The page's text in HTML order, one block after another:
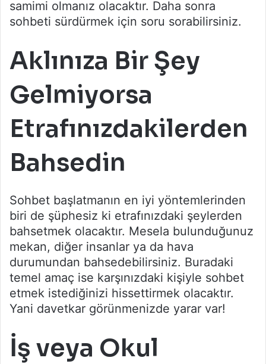
samimi olmanız olacaktır. Daha sonra
sohbeti sürdürmek için soru sorabilirsiniz.
Aklınıza Bir Şey
Gelmiyorsa
Etrafınızdakilerden
Bahsedin
Sohbet başlatmanın en iyi yöntemlerinden
biri de şüphesiz ki etrafınızdaki şeylerden
bahsetmek olacaktır. Mesela bulunduğunuz
mekan, diğer insanlar ya da hava
durumundan bahsedebilirsiniz. Buradaki
temel amaç ise karşınızdaki kişiyle sohbet
etmek istediğinizi hissettirmek olacaktır.
Yani davetkar görünmenizde yarar var!
İş veya Okul